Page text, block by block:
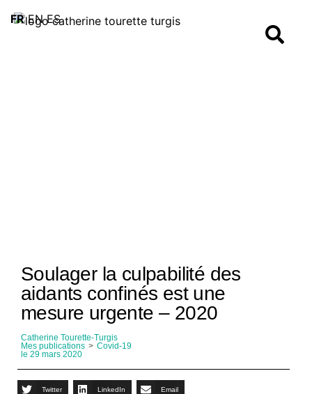
Soulager la culpabilité des
aidants confinés est une
mesure urgente – 2020
Catherine Tourette-Turgis
Mes publications > Covid-19
le 29 mars 2020
Twitter LinkedIn Email
FR EN ES